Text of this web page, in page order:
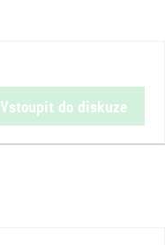
Vstoupit do diskuze